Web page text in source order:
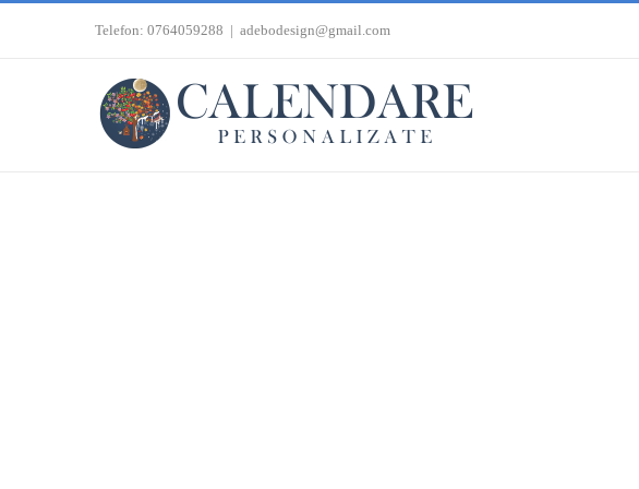
Telefon: 0764059288 | adebodesign@gmail.com